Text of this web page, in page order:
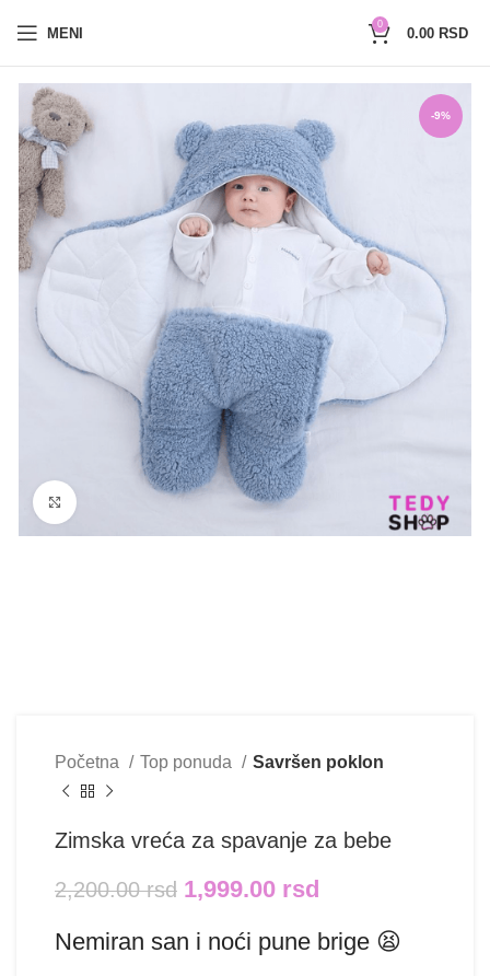
MENI
0
0.00 RSD
-9%
Klikni i uvećaj
Početna Top ponuda Savršen poklon
Zimska vreća za spavanje za bebe
2,200.00rsd 1,999.00 rsd
Nemiran san i noći pune brige 😫